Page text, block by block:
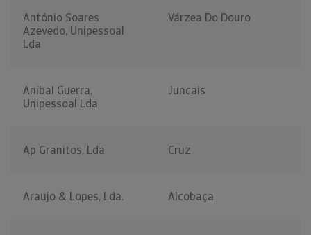
António Soares
Azevedo, Unipessoal
Lda
Várzea Do Douro
Aníbal Guerra,
Unipessoal Lda
Juncais
Ap Granitos, Lda Cruz
Araujo & Lopes, Lda. Alcobaça